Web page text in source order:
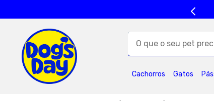
O que o seu pet
Cachorros Gatos